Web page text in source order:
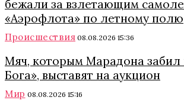
бежали за взлетающим
«Аэрофлота» по летному полю
Происшествия 08.08.2026 15:36
Мяч, которым Марадона забил
Бога», выставят на аукцион
Мир 08.08.2026 15:16